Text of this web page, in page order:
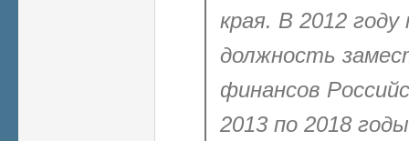
края. В 2012 году
должность
финансов
2013 по 2018